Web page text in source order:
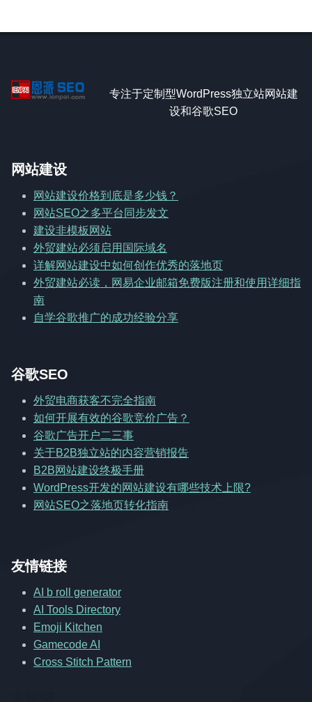
专注于定制型WordPress独立站网站建
设和谷歌SEO
网站建设
网站建设价格到底是多少钱？
网站SEO之多平台同步发文
建设非模板网站
外贸建站必须启用国际域名
详解网站建设中如何创作优秀的落地页
外贸建站必读，网易企业邮箱免费版注册和使用详细指
南
自学谷歌推广的成功经验分享
谷歌SEO
外贸电商获客不完全指南
如何开展有效的谷歌竞价广告？
谷歌广告开户二三事
关于B2B独立站的内容营销报告
B2B网站建设终极手册
WordPress开发的网站建设有哪些技术上限?
网站SEO之落地页转化指南
友情链接
AI b roll generator
AI Tools Directory
Emoji Kitchen
Gamecode AI
Cross Stitch Pattern